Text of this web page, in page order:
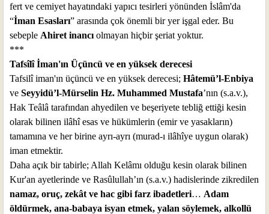
fert ve cemiyet hayatındaki yapıcı tesirleri yönünden İslâm'da
“İman Esasları” arasında çok önemli bir yer işgal eder. Bu
sebeple Ahiret inancı olmayan hiçbir şeriat yoktur.
***
Tafsîlî İman'ın Üçüncü ve en yüksek derecesi
Tafsilî iman'ın üçüncü ve en yüksek derecesi; Hâtemü’l-Enbiya
ve Seyyidü’l-Mürselin Hz. Muhammed Mustafa’nın (s.a.v.),
Hak Teâlâ tarafından ahyedilen ve beşeriyete tebliğ ettiği kesin
olarak bilinen ilâhî esas ve hükümlerin (emir ve yasakların)
tamamına ve her birine ayrı-ayrı (murad-ı ilâhîye uygun olarak)
iman etmektir.
Daha açık bir tabirle; Allah Kelâmı olduğu kesin olarak bilinen
Kur'an ayetlerinde ve Rasûlullah’ın (s.a.v.) hadislerinde zikredilen
namaz, oruç, zekât ve hac gibi farz ibadetleri… Adam
öldürmek, ana-babaya isyan etmek, yalan söylemek, alkollü